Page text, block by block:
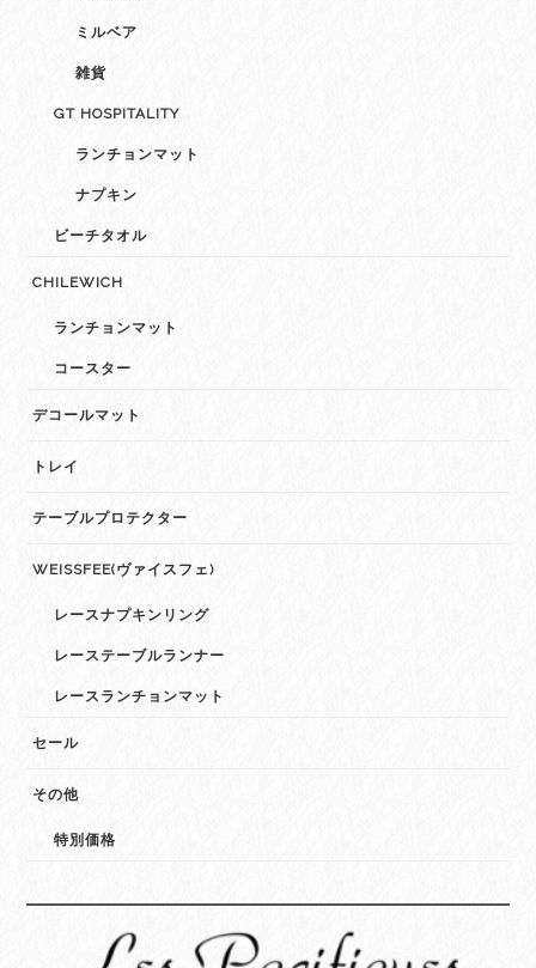
ミルベア
雑貨
GT HOSPITALITY
ランチョンマット
ナプキン
ビーチタオル
CHILEWICH
ランチョンマット
コースター
デコールマット
トレイ
テーブルプロテクター
WEISSFEE(ヴァイスフェ)
レースナプキンリング
レーステーブルランナー
レースランチョンマット
セール
その他
特別価格